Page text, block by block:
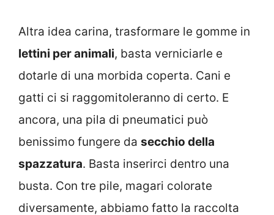
Altra idea carina, trasformare le gomme in
lettini per animali, basta verniciarle e
dotarle di una morbida coperta. Cani e
gatti ci si raggomitoleranno di certo. E
ancora, una pila di pneumatici può
benissimo fungere da secchio della
spazzatura. Basta inserirci dentro una
busta. Con tre pile, magari colorate
diversamente, abbiamo fatto la raccolta